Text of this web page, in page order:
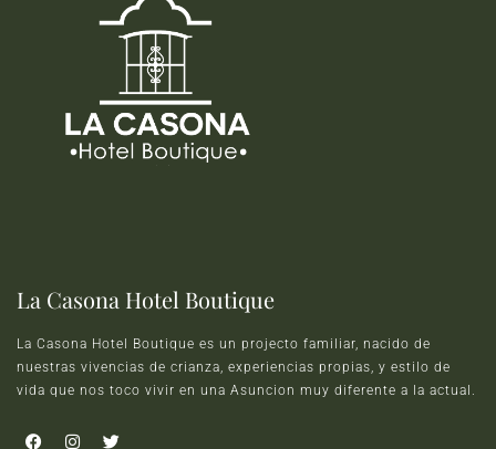
La Casona Hotel Boutique
La Casona Hotel Boutique es un projecto familiar, nacido de
nuestras vivencias de crianza, experiencias propias, y estilo de
vida que nos toco vivir en una Asuncion muy diferente a la actual.